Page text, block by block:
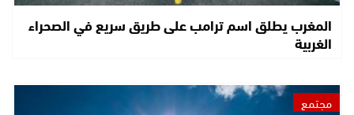
المغرب يطلق اسم ترامب على طريق سريع في الصحراء
الغربية
مجتمع